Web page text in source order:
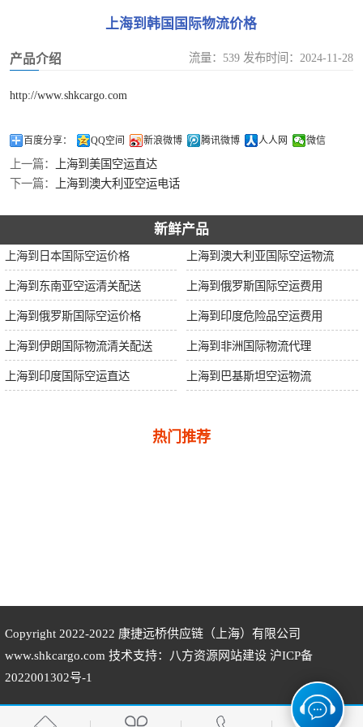
上海到韩国国际物流价格
产品介绍 流量：539 发布时间：2024-11-28
http://www.shkcargo.com
百度分享： QQ空间 新浪微博 腾讯微博 人人网 微信
上一篇：
上海到美国空运直达
下一篇：
上海到澳大利亚空运电话
新鲜产品
上海到日本国际空运价格 上海到澳大利亚国际空运物流
上海到东南亚空运清关配送 上海到俄罗斯国际空运费用
上海到俄罗斯国际空运价格 上海到印度危险品空运费用
上海到伊朗国际物流清关配送 上海到非洲国际物流代理
上海到印度国际空运直达 上海到巴基斯坦空运物流
热门推荐
Copyright 2022-2022 康捷远桥供应链（上海）有限公司
www.shkcargo.com 技术支持：八方资源 网站建设 沪ICP备
2022001302号-1
伊朗空运
美国空运
欧洲空运
中东空运
非洲空运
南美空运